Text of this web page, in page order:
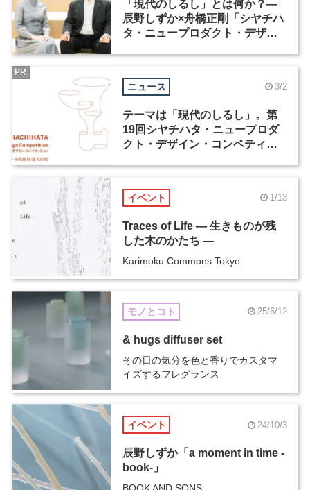
「現代のしるし」とは何か？―
辰野しずか×舟橋正剛「シヤチハ
タ・ニュープロダクト・デザイ
ニュース 3/2
テーマは「現代のしるし」。第
19回シヤチハタ・ニュープロダ
クト・デザイン・コンペティシ
PR
イベント 1/13
Traces of Life ― 生きものが残
した木のかたち ―
Karimoku Commons Tokyo
モノとコト 25/6/12
& hugs diffuser set
その日の気分を色と香りでカスタマ
イズするフレグランス
イベント 24/10/3
辰野しずか「a moment in time -
book-」